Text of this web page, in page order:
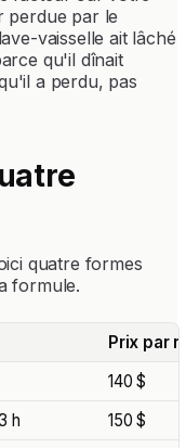
perdue par le
vaisselle ait lâché
qu'il dînait
a perdu, pas
quatre formes
formule.
Prix par
140 $
h
150 $